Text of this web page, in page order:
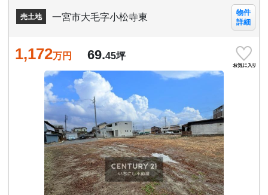
売土地 一宮市大毛字小松寺東
物件
詳細
1,172万円 69.45坪